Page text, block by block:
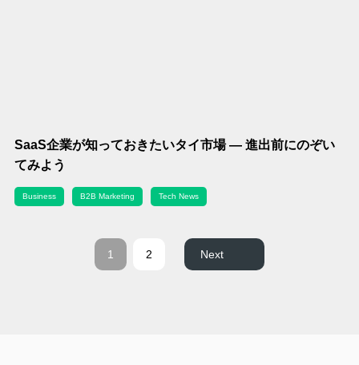
SaaS企業が知っておきたいタイ市場 ― 進出前にのぞい
てみよう
Business B2B Marketing Tech News
1 2 Next